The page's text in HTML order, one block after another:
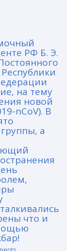
РФ Б. Э.
на тему
новой
nCoV). В
а
что и